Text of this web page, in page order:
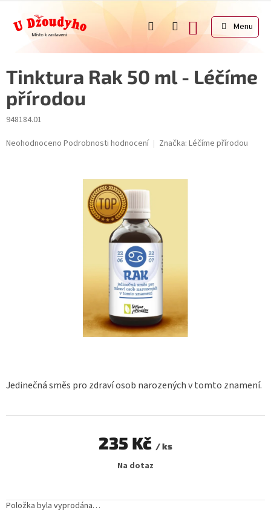
obsah
NÁKUPNÍ
KOŠÍK
Tinktura Rak 50 ml - Léčíme
přírodou
948184.01
Průměrné
Neohodnoceno Podrobnosti hodnocení Značka: Léčíme přírodou
Položka byla vyprodána…
Jedinečná směs pro zdraví osob narozených v tomto znamení.
235 Kč / ks
cena:Na dotaz